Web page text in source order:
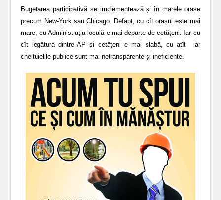
Bugetarea participativă se implementează și în marele orașe
precum New-YorksauChicago. Defapt, cu cît orașul este mai
mare, cu Administrația locală e mai departe de cetățeni. Iar cu
cît legătura dintre AP și cetățeni e mai slabă, cu atît iar
cheltuielile publice sunt mai netransparente și ineficiente.